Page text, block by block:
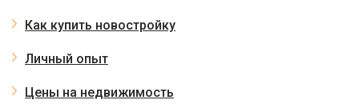
Как купить новостройку
Личный опыт
Цены на недвижимость